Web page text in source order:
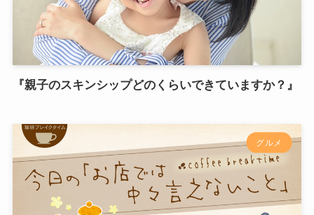
『親子のスキンシップどのくらいできていますか？』
グルメ